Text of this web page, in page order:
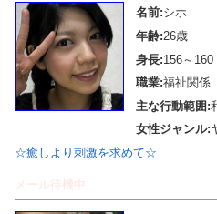
名前:シホ
年齢:26歳
身長:156～160
職業:福祉関係
主な行動範囲:
女性ジャンル:
☆癒しより刺激を求めて☆
メール待機中